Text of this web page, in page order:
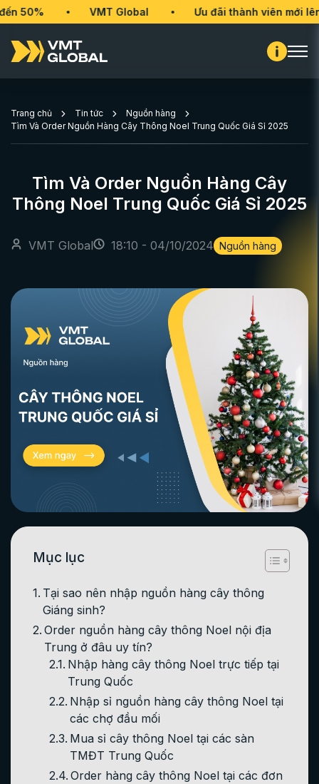
VMT Global Ưu đãi thành viên mới lên đến
Trang chủ Tin tức
Nguồn hàng
Tìm Và Order Nguồn Hàng Cây Thông Noel Trung Quốc Giá Sỉ 2025
Tìm Và Order Nguồn Hàng Cây
Thông Noel Trung Quốc Giá Sỉ 2025
VMT Global 18:10 - 04/10/2024 Nguồn hàng
Mục lục
Tại sao nên nhập nguồn hàng cây thông
Giáng sinh?
Order nguồn hàng cây thông Noel nội địa
Trung ở đâu uy tín?
Nhập hàng cây thông Noel trực tiếp tại
Trung Quốc
Nhập sỉ nguồn hàng cây thông Noel tại
các chợ đầu mối
Mua sỉ cây thông Noel tại các sàn
TMĐT Trung Quốc
Order hàng cây thông Noel tại các đơn